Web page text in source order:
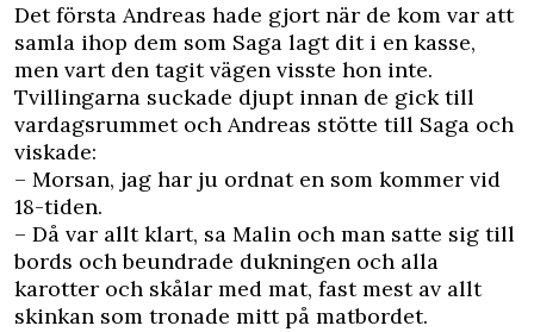
Det första Andreas hade gjort när de kom var att
samla ihop dem som Saga lagt dit i en kasse,
men vart den tagit vägen visste hon inte.
Tvillingarna suckade djupt innan de gick till
vardagsrummet och Andreas stötte till Saga och
viskade:
– Morsan, jag har ju ordnat en som kommer vid
18-tiden.
– Då var allt klart, sa Malin och man satte sig till
bords och beundrade dukningen och alla
karotter och skålar med mat, fast mest av allt
skinkan som tronade mitt på matbordet.